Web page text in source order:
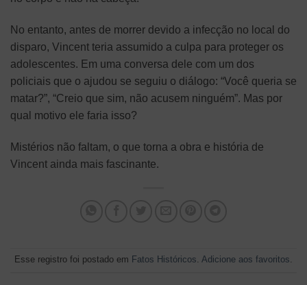
No entanto, antes de morrer devido a infecção no local do
disparo, Vincent teria assumido a culpa para proteger os
adolescentes. Em uma conversa dele com um dos
policiais que o ajudou se seguiu o diálogo: “Você queria se
matar?”, “Creio que sim, não acusem ninguém”. Mas por
qual motivo ele faria isso?
Mistérios não faltam, o que torna a obra e história de
Vincent ainda mais fascinante.
Esse registro foi postado em Fatos Históricos. Adicione aos favoritos.